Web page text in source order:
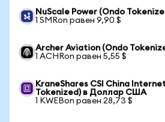
NuScale Power (Ondo
1 SMRon равен 9,90 $
Archer Aviation (Ondo
1 ACHRon равен 5,55 $
KraneShares CSI China
Tokenized) в Доллар США
1 KWEBon равен 28,73 $